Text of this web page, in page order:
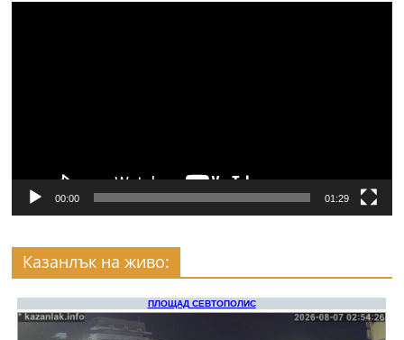
00:00 01:29
Казанлък на живо: